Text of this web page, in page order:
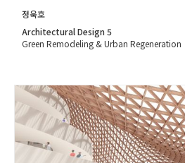
정욱호
Architectural Design 5
Green Remodeling & Urban Regeneration